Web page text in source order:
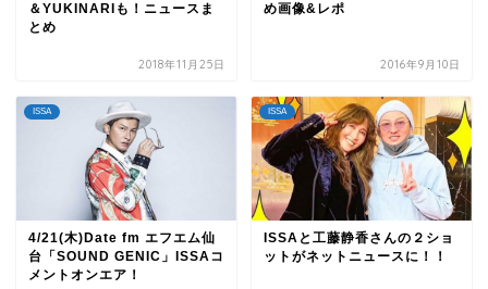
＆YUKINARIも！ニュースま
とめ
2018年11月25日
め画像&レポ
2016年9月10日
ISSA
4/21(木)Date fm エフエム仙
台「SOUND GENIC」ISSAコ
メントオンエア！
ISSA
ISSAと工藤静香さんの２ショ
ットがネットニュースに！！